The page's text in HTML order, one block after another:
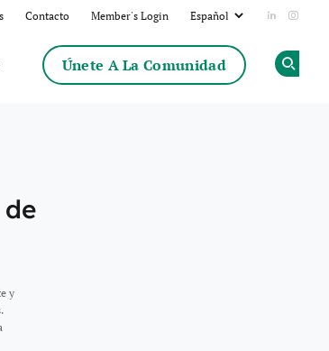
Contacto Member's Login Add us
Únete A La Comunidad
de
y